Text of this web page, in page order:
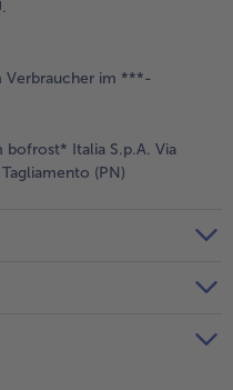
Verbraucher im ***-
Italia S.p.A. Via
(PN)